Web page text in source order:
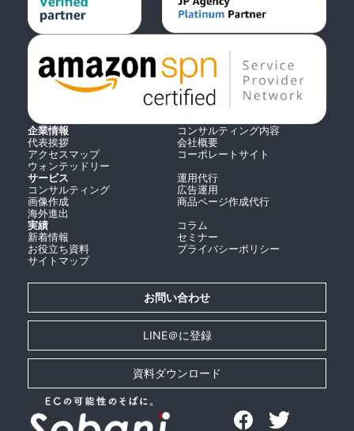
企業情報
コンサルティング内容
代表挨拶
会社概要
アクセスマップ
コーポレートサイト
ウォンテッドリー
サービス
運用代行
コンサルティング
広告運用
画像作成
商品ページ作成代行
海外進出
実績
コラム
新着情報
セミナー
お役立ち資料
プライバシーポリシー
サイトマップ
お問い合わせ
LINE＠に登録
資料ダウンロード